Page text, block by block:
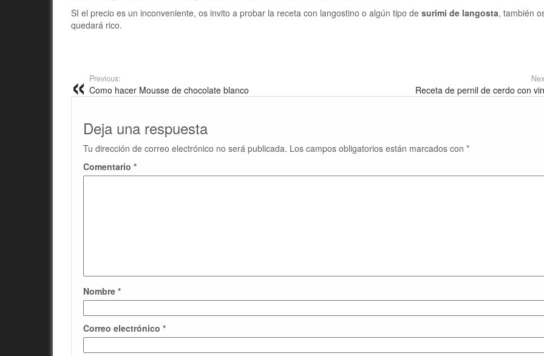
SI el precio es un inconveniente, os invito a probar la receta con langostino o algún tipo de surimi de langosta, también
quedará rico.
Previous:
Como hacer Mousse de chocolate blanco Receta de pernil de cerdo con
Deja una respuesta
Tu dirección de correo electrónico no será publicada. Los campos obligatorios están marcados con *
Comentario *
Nombre *
Correo electrónico *